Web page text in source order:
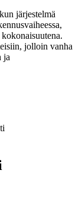
järjestelmä
jolloin vanha
ja